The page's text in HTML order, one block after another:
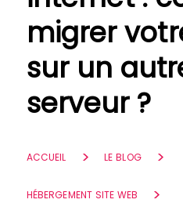
migrer
sur un
serveur ?
ACCUEIL LE BLOG
HÉBERGEMENT SITE WEB